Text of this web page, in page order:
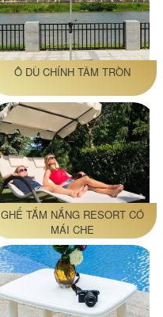
Ô DÙ CHÍNH TÂM TRÒN
GHẾ TẮM NẮNG RESORT CÓ
MÁI CHE